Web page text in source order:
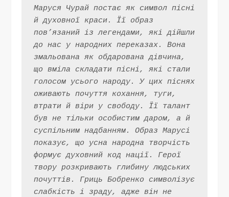
Маруся Чурай постає як символ пісні
й духовної краси. Її образ
пов’язаний із легендами, які дійшли
до нас у народних переказах. Вона
змальована як обдарована дівчина,
що вміла складати пісні, які стали
голосом усього народу. У цих піснях
оживають почуття кохання, туги,
втрати й віри у свободу. Її талант
був не тільки особистим даром, а й
суспільним надбанням. Образ Марусі
показує, що усна народна творчість
формує духовний код нації. Герої
твору розкривають глибину людських
почуттів. Гриць Бобренко символізує
слабкість і зраду, адже він не